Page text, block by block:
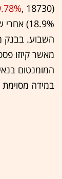
(18730 ,‎
18.9%)
השבוע. בבנק
מאשר קיזזו
המומנטום
במידה